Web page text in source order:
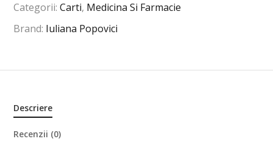
Categorii:Carti, Medicina Si Farmacie
Brand: Iuliana Popovici
Descriere
Recenzii (0)